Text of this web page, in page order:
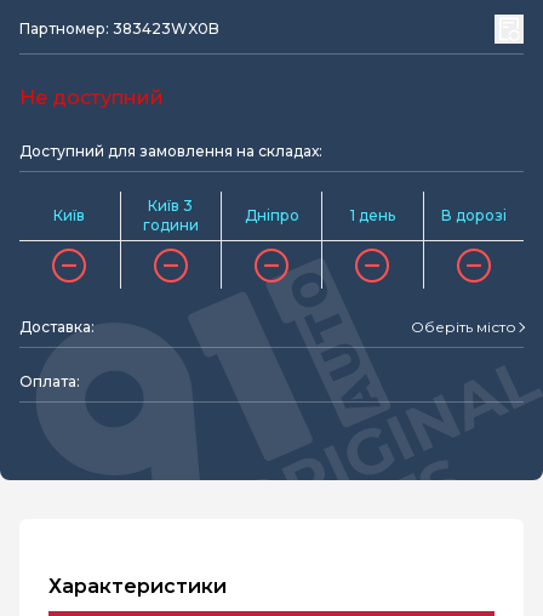
Партномер: 383423WX0B
Не доступний
Доступний для замовлення на складах:
Київ
Київ 3
години
Дніпро 1 день В дорозі
Доставка: Оберіть місто
Оплата:
Характеристики